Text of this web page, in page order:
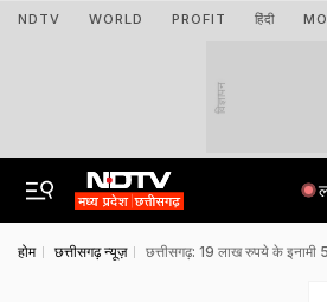
NDTV WORLD PROFIT हिंदी
विज्ञापन
होम छत्तीसगढ़ न्यूज़ छत्तीसगढ़: 19 लाख रुपये के इनामी